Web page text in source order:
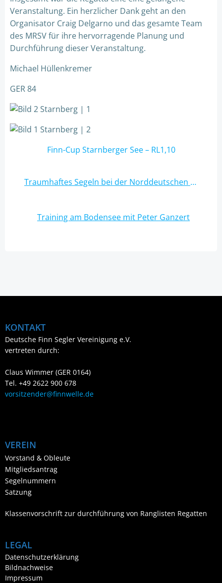
Veranstaltung. Ein herzlicher Dank geht an den
Organisator Craig Delgarno und das gesamte Team
des MRSV für ihre hervorragende Planung und
Durchführung dieser Veranstaltung.
Michael Hüllenkremer
GER 84
Finn-Cup Starnberger See – RL1,10
Post
Traumhaftes Segeln bei der Norddeutschen Meisterschaft auf der Ostsee in Wismar
Training am Bodensee mit Peter Ganzert
KONTAKT
Deutsche Finn Segler Vereinigung e.V.
vertreten durch:
Claus Wimmer (GER 0164)
Tel. +49 2622 900 678
vorsitzender@finnwelle.de
VEREIN
Vorstand & Obleute
Mitgliedsantrag
Segelnummern
Satzung
Klassenvorschrift zur durchführung von Ranglisten Regatten
LEGAL
Datenschutzerklärung
Bildnachweise
Impressum